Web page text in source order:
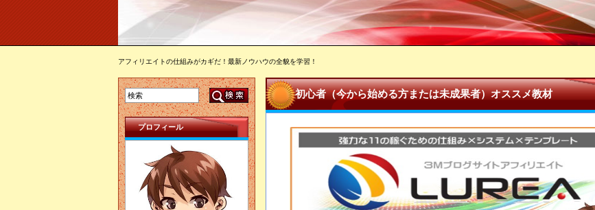
アフィリエイトの仕組みがカギだ！最新ノウハウの全貌を学習！
初心者（今から始める方または未成果者）オススメ教材
プロフィール